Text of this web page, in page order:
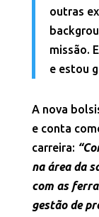
outras
missão.
e estou
A nova
e conta
carreira:
na área da
com as
gestão de